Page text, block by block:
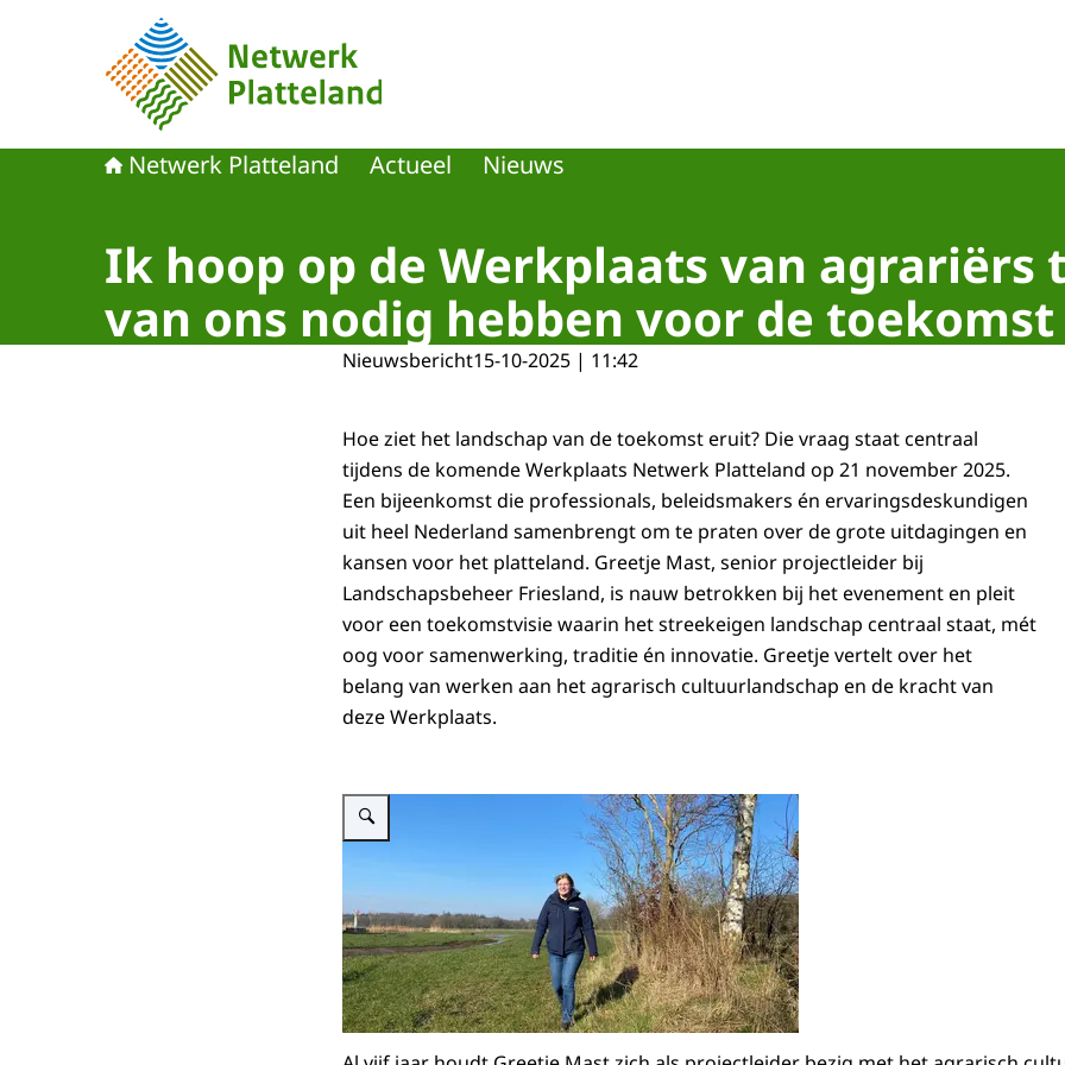
Naar de homepage van Netwerk Platteland
Netwerk Platteland Actueel Nieuws
Ik hoop op de Werkplaats van agrariërs
van ons nodig hebben voor de toekomst
Nieuwsbericht15-10-2025 | 11:42
Hoe ziet het landschap van de toekomst eruit? Die vraag staat centraal
tijdens de komende Werkplaats Netwerk Platteland op 21 november 2025.
Een bijeenkomst die professionals, beleidsmakers én ervaringsdeskundigen
uit heel Nederland samenbrengt om te praten over de grote uitdagingen en
kansen voor het platteland. Greetje Mast, senior projectleider bij
Landschapsbeheer Friesland, is nauw betrokken bij het evenement en pleit
voor een toekomstvisie waarin het streekeigen landschap centraal staat, mét
oog voor samenwerking, traditie én innovatie. Greetje vertelt over het
belang van werken aan het agrarisch cultuurlandschap en de kracht van
deze Werkplaats.
Vergroot afbeelding Foto Greetje Mast